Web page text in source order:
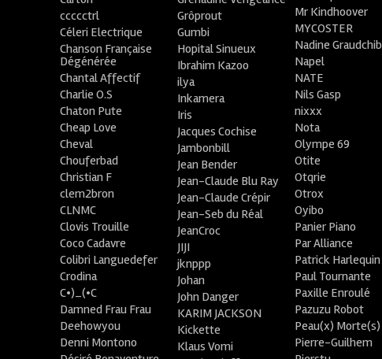
ccccctrl
Céleri Electrique
Chanson Française
Dégénérée
Chantal Affectif
Charlie O.S
Chaton Pute
Cheap Love
Cheval
Chouferbad
Christian F
clem2bron
CLNMC
Clovis Trouille
Coco Cadavre
Colibri Languedefer
Crodina
C•)_(•C
Damned Frau Frau
Deehowyou
Denni Montono
Grôprout
Gumbi
Hopital Sinueux
Ibrahim Kazoo
ilya
Inkamera
Iris
Jacques Cochise
Jambonbill
Jean Bender
Jean-Claude Blu Ray
Jean-Claude Crépir
Jean-Seb du Réal
JeanCroc
JIJI
jknppp
Johan
John Danger
KARIM JACKSON
Kickette
Klaus Vomi
Mr Kindhoover
MYCOSTER
Nadine
Napel
NATE
Nils Gasp
nixxx
Nota
Olympe 69
Otite
Otqrie
Otrox
Oyibo
Panier Piano
Par Alliance
Patrick Harlequin
Paul Tournante
Paxille Enroulé
Pazuzu Robot
Peau(x) Morte(s)
Pierre-Guilhem